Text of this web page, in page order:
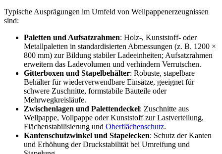
Typische Ausprägungen im Umfeld von Wellpappenerzeugnissen
sind:
Paletten und Aufsatzrahmen: Holz-, Kunststoff- oder
Metallpaletten in standardisierten Abmessungen (z. B. 1200 ×
800 mm) zur Bildung stabiler Ladeeinheiten; Aufsatzrahmen
erweitern das Ladevolumen und verhindern Verrutschen.
Gitterboxen und Stapelbehälter: Robuste, stapelbare
Behälter für wiederverwendbare Einsätze, geeignet für
schwere Zuschnitte, formstabile Bauteile oder
Mehrwegkreisläufe.
Zwischenlagen und Palettendeckel: Zuschnitte aus
Wellpappe, Vollpappe oder Kunststoff zur Lastverteilung,
Flächenstabilisierung und Oberflächenschutz.
Kantenschutzwinkel und Stapelecken: Schutz der Kanten
und Erhöhung der Druckstabilität bei Umreifung und